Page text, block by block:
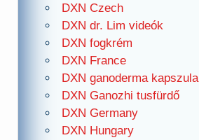
DXN Czech
DXN dr. Lim videók
DXN fogkrém
DXN France
DXN ganoderma kapszula
DXN Ganozhi tusfürdő
DXN Germany
DXN Hungary